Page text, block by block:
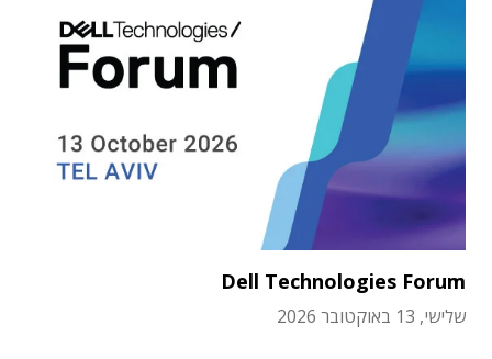
Dell Technologies Forum
שלישי, 13 באוקטובר 2026